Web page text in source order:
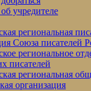
учредителе
региональная
Союза писателей
региональное
писателей
региональная
организация